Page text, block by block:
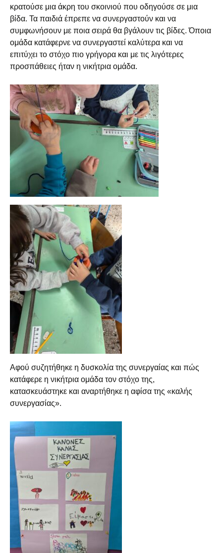
κρατούσε μια άκρη του σκοινιού που οδηγούσε σε μια
βίδα. Τα παιδιά έπρεπε να συνεργαστούν και να
συμφωνήσουν με ποια σειρά θα βγάλουν τις βίδες. Όποια
ομάδα κατάφερνε να συνεργαστεί καλύτερα και να
επιτύχει το στόχο πιο γρήγορα και με τις λιγότερες
προσπάθειες ήταν η νικήτρια ομάδα.
Αφού συζητήθηκε η δυσκολία της συνεργαίας και πώς
κατάφερε η νικήτρια ομάδα τον στόχο της,
κατασκευάστηκε και αναρτήθηκε η αφίσα της «καλής
συνεργασίας».